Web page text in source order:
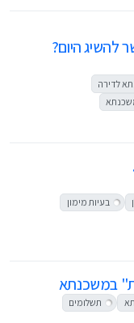
להשיג היום?
לדירה
בעיות מימון
במשכנתא
תשלומים